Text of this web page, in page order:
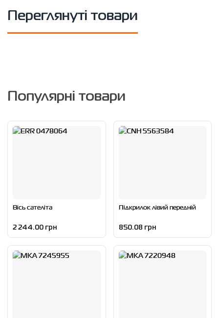
Переглянуті товари
Популярні товари
Вісь сателіта
2 244.00 грн
Підкрилок лівий передній
850.08 грн